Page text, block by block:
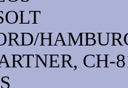
CH-